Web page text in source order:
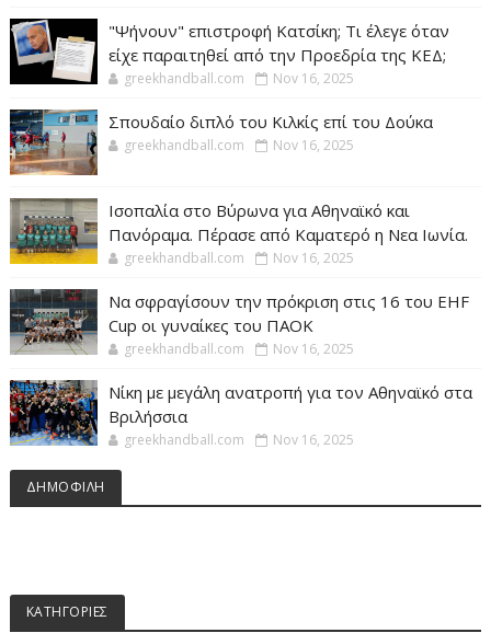
"Ψήνουν" επιστροφή Κατσίκη; Τι έλεγε όταν
είχε παραιτηθεί από την Προεδρία της ΚΕΔ;
greekhandball.com Nov 16, 2025
Σπουδαίο διπλό του Κιλκίς επί του Δούκα
greekhandball.com Nov 16, 2025
Ισοπαλία στο Βύρωνα για Αθηναϊκό και
Πανόραμα. Πέρασε από Καματερό η Νεα Ιωνία.
greekhandball.com Nov 16, 2025
Να σφραγίσουν την πρόκριση στις 16 του EHF
Cup οι γυναίκες του ΠΑΟΚ
greekhandball.com Nov 16, 2025
Νίκη με μεγάλη ανατροπή για τον Αθηναϊκό στα
Βριλήσσια
greekhandball.com Nov 16, 2025
ΔΗΜΟΦΙΛΗ
ΚΑΤΗΓΟΡΙΕΣ